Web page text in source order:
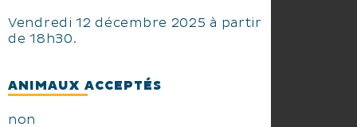
Vendredi 12 décembre 2025 à partir
de 18h30.
ANIMAUX ACCEPTÉS
non